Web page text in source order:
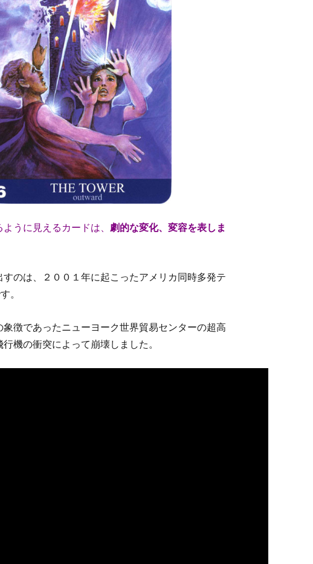
うに見えるカードは、 劇的な変化、変容を表しま
のは、２００１年に起こったアメリカ同時多発テ
。
徴であったニューヨーク世界貿易センターの超高
機の衝突によって崩壊しました。